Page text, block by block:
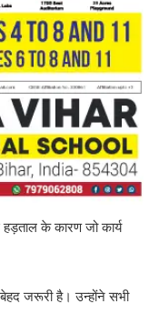
हड़ताल के कारण जो कार्य
बेहद जरूरी है। उन्होंने सभी